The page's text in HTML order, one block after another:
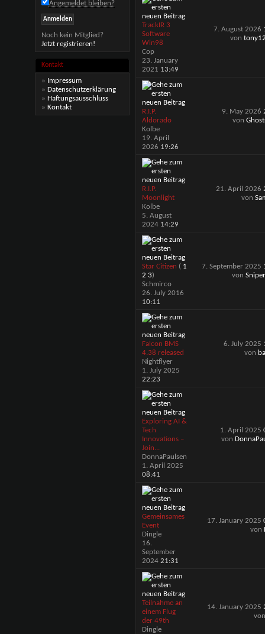
Angemeldet bleiben?
Noch kein Mitglied?
Jetzt registrieren!
Kontakt
» Impressum
» Datenschutzerklärung
» Haftungsausschluss
» Kontakt
TrackIR 3
Software
Win98
Cop
23. January
2021 13:49
7. August 2026
von
R.I.P.
Aldorado
Kolbe
19. April
2026 19:26
9. May 2026
von
R.I.P.
Moonlight
Kolbe
5. August
2024 14:29
21. April 2026
von
Star Citizen ( 1
2 3)
Schmirco
26. July 2016
10:11
7. September 2025
von
Falcon BMS
4.38 released
Nightflyer
1. July 2025
22:23
6. July 2025
von
Exploring AI &
Tech
Innovations –
Join...
DonnaPaulsen
1. April 2025
08:41
1. April 2025
von
Gemeinsames
Event
Dingle
16.
September
2024 21:31
17. January 2025
von
Teilnahme an
einem Flug
der 49th
Dingle
14. January 2025